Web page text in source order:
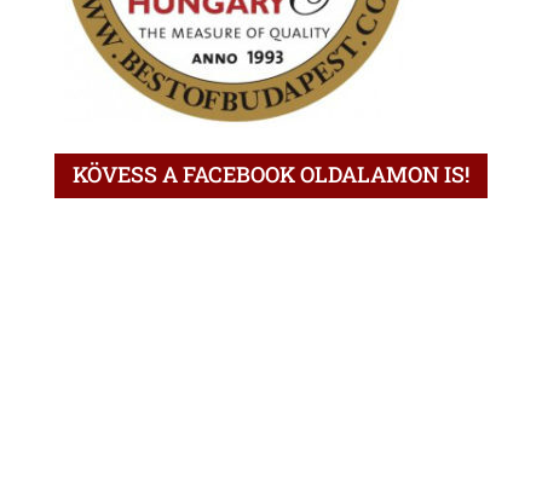
KÖVESS A FACEBOOK OLDALAMON IS!